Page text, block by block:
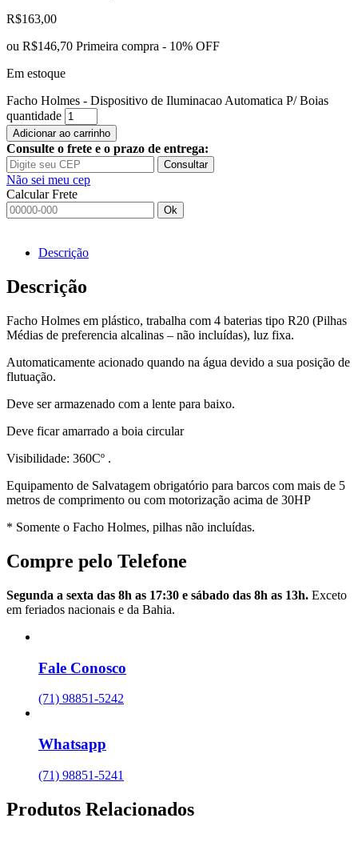
R$163,00
ou R$146,70 Primeira compra - 10% OFF
Em estoque
Facho Holmes - Dispositivo de Iluminacao Automatica P/ Boias
quantidade
Adicionar ao carrinho
Consulte o frete e o prazo de entrega:
Consultar
Não sei meu cep
Calcular Frete
Ok
Descrição
Descrição
Facho Holmes em plástico, trabalha com 4 baterias tipo R20 (Pilhas
Médias de preferencia alcalinas – não incluídas), luz fixa.
Automaticamente acionado quando na água devido a sua posição de
flutuação.
Deve ser armazenado com a lente para baixo.
Deve ficar amarrado a boia circular
Visibilidade: 360Cº .
Equipamento de Salvatagem obrigatório para barcos com mais de 5
metros de comprimento ou com motorização acima de 30HP
* Somente o Facho Holmes, pilhas não incluídas.
Compre pelo Telefone
Segunda a sexta das 8h as 17:30 e sábado das 8h as 13h. Exceto
em feriados nacionais e da Bahia.
Fale Conosco
(71) 98851-5242
Whatsapp
(71) 98851-5241
Produtos Relacionados